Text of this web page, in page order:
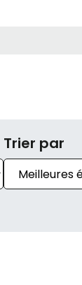
Trier par